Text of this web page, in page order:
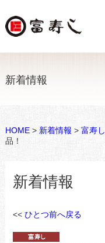
新着情報
HOME> 新着情報 > 富寿し
品！
新着情報
<< ひとつ前へ戻る